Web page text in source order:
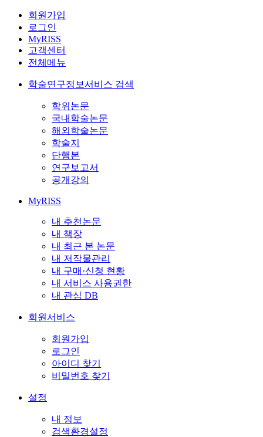
회원가입
로그인
MyRISS
고객센터
전체메뉴
학술연구정보서비스 검색
학위논문
국내학술논문
해외학술논문
학술지
단행본
연구보고서
공개강의
MyRISS
내 추천논문
내 책장
내 최근 본 논문
내 저작물관리
내 구매·신청 현황
내 서비스 사용권한
내 관심 DB
회원서비스
회원가입
로그인
아이디 찾기
비밀번호 찾기
설정
내 정보
검색환경설정